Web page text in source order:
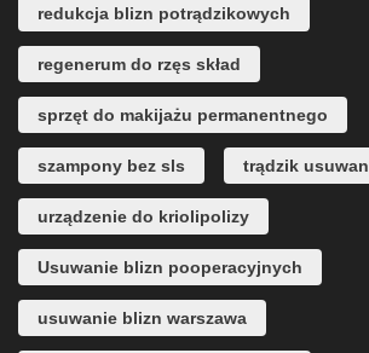
redukcja blizn potrądzikowych
regenerum do rzęs skład
sprzęt do makijażu permanentnego
szampony bez sls trądzik
urządzenie do kriolipolizy
Usuwanie blizn pooperacyjnych
usuwanie blizn warszawa